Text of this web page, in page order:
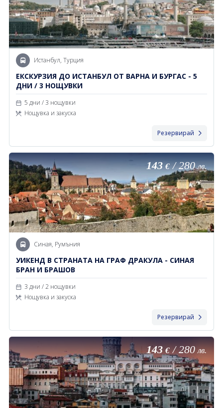
Истанбул, Турция
ЕКСКУРЗИЯ ДО ИСТАНБУЛ ОТ ВАРНА И БУРГАС - 5
ДНИ / 3 НОЩУВКИ
5 дни / 3 нощувки
Нощувка и закуска
Резервирай
143 €/280 лв.
Синая, Румъния
УИКЕНД В СТРАНАТА НА ГРАФ ДРАКУЛА - СИНАЯ
БРАН И БРАШОВ
3 дни / 2 нощувки
Нощувка и закуска
Резервирай
143 €/280 лв.